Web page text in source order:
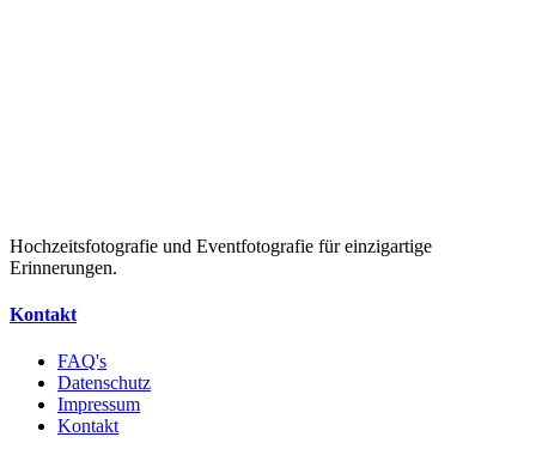
Hochzeitsfotografie und Eventfotografie für einzigartige
Erinnerungen.
Kontakt
FAQ's
Datenschutz
Impressum
Kontakt